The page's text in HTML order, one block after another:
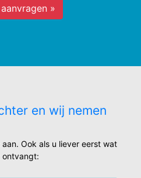
»
en wij nemen
Ook als u liever eerst wat
ontvangt: